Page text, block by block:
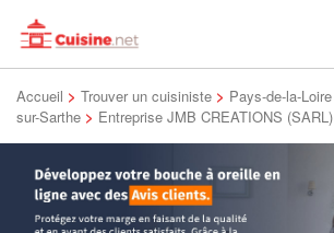
Accueil > Trouver un cuisiniste > Pays-de-la-Loire
sur-Sarthe > Entreprise JMB CREATIONS (SARL)